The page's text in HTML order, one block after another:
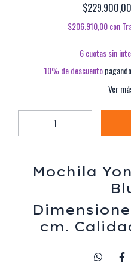
$229.900,00
$206.910,00con
6cuotas sin
10% de descuento
Ver
Mochila
cm.